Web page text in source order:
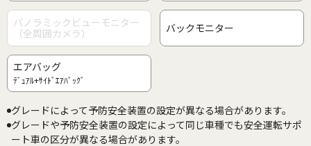
パノラミックビューモニター
（全周囲カメラ）
バックモニター
エアバッグ
ﾃﾞｭｱﾙ+ｻｲﾄﾞｴｱﾊﾞｯｸﾞ
グレードによって予防安全装置の設定が異なる場合があります。
グレードや予防安全装置の設定によって同じ車種でも安全運転サポ
ート車の区分が異なる場合があります。